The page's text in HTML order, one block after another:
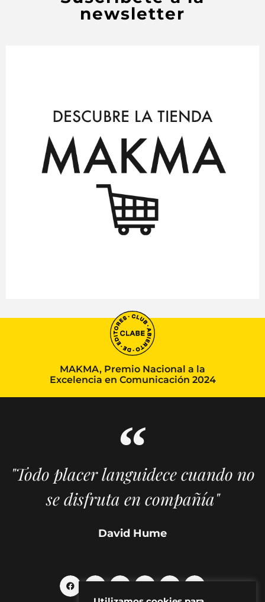
newsletter
MAKMA, Premio Nacional a la
Excelencia en Comunicación 2024
"Todo placer languidece cuando no
se disfruta en compañía"
David Hume